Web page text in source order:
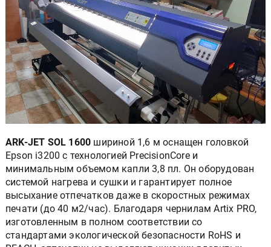
ARK-JET SOL 1600 шириной 1,6 м оснащен головкой
Epson i3200 с технологией PrecisionCore и
минимальным объемом капли 3,8 пл. Он оборудован
системой нагрева и сушки и гарантирует полное
высыхание отпечатков даже в скоростных режимах
печати (до 40 м2/час). Благодаря чернилам Artix PRO,
изготовленным в полном соответствии со
стандартами экологической безопасности RoHS и